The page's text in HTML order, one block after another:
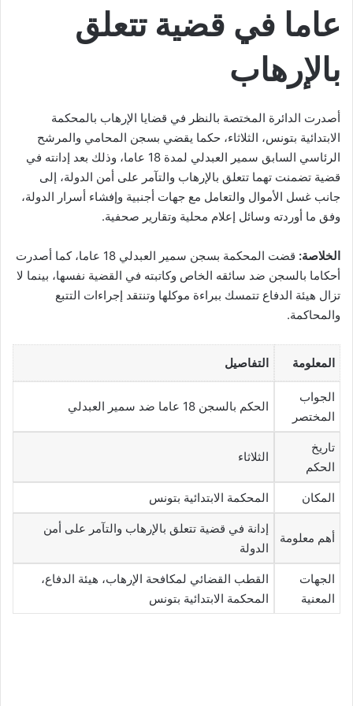
عاما في قضية تتعلق
بالإرهاب
أصدرت الدائرة المختصة بالنظر في قضايا الإرهاب بالمحكمة
الابتدائية بتونس، الثلاثاء، حكما يقضي بسجن المحامي والمرشح
الرئاسي السابق سمير العبدلي لمدة 18 عاما، وذلك بعد إدانته في
قضية تضمنت تهما تتعلق بالإرهاب والتآمر على أمن الدولة، إلى
جانب غسل الأموال والتعامل مع جهات أجنبية وإفشاء أسرار الدولة،
وفق ما أوردته وسائل إعلام محلية وتقارير صحفية.
الخلاصة:
قضت المحكمة بسجن سمير العبدلي 18 عاما، كما أصدرت
أحكاما بالسجن ضد سائقه الخاص وكاتبته في القضية نفسها، بينما لا
تزال هيئة الدفاع تتمسك ببراءة موكلها وتنتقد إجراءات التتبع
والمحاكمة.
المعلومة التفاصيل
الجواب
المختصر
الحكم بالسجن 18 عاما ضد سمير العبدلي
تاريخ
الحكم
الثلاثاء
المكان المحكمة الابتدائية بتونس
أهم معلومة
إدانة في قضية تتعلق بالإرهاب والتآمر على أمن
الدولة
الجهات
المعنية
القطب القضائي لمكافحة الإرهاب، هيئة الدفاع،
المحكمة الابتدائية بتونس